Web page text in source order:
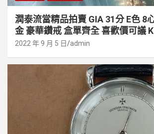
潤泰流當精品拍賣 GIA 31分 E色 8
金 豪華鑽戒 盒單齊全 喜歡價可議
2022 年 9 月 5 日 admin